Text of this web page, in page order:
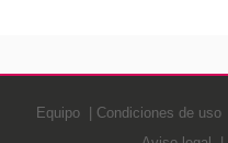
Equipo Condiciones de uso